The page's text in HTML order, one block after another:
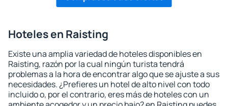
Hoteles en Raisting
Existe una amplia variedad de hoteles disponibles en
Raisting, razón por la cual ningún turista tendrá
problemas a la hora de encontrar algo que se ajuste a sus
necesidades. ¿Prefieres un hotel de alto nivel con todo
incluido o, por el contrario, eres más de hoteles con un